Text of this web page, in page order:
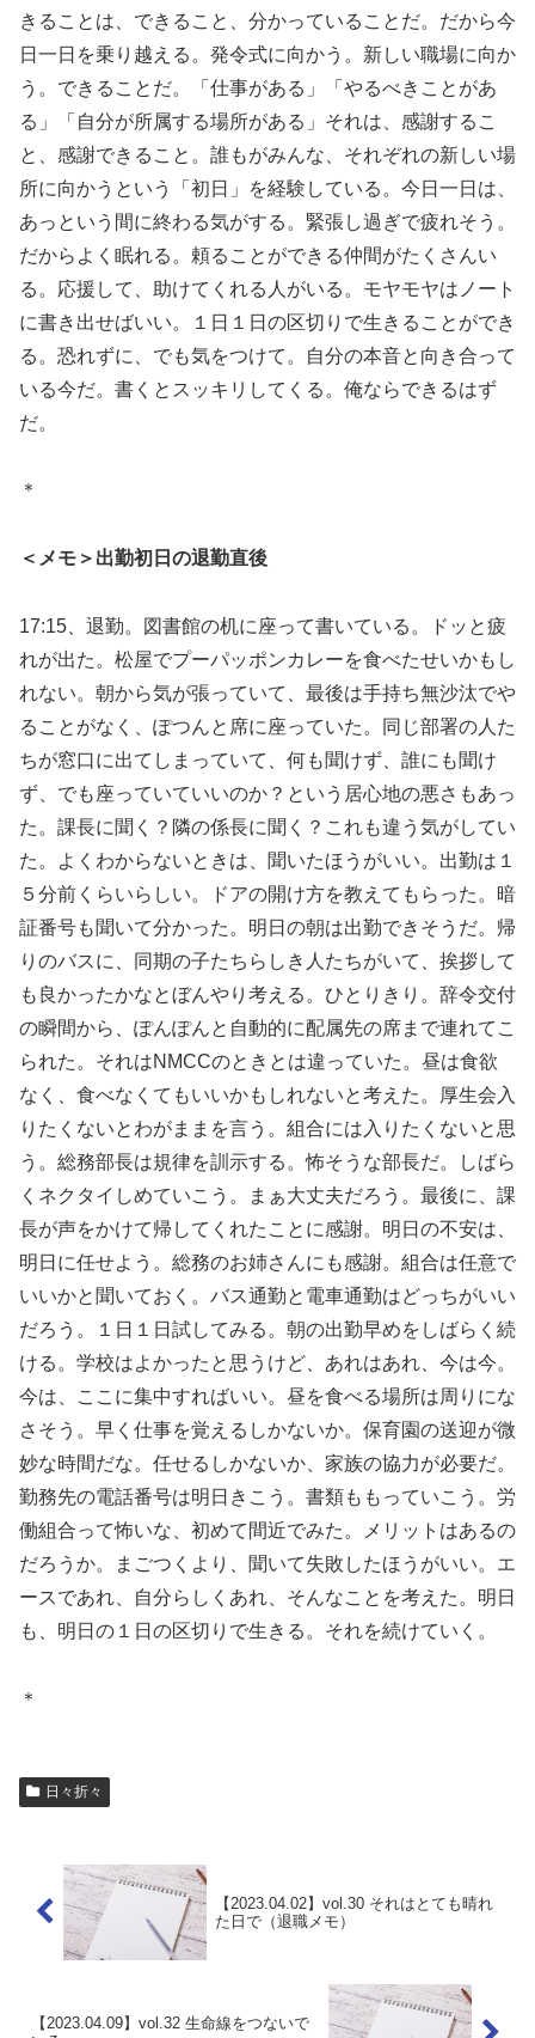
きることは、できること、分かっていることだ。だから今
日一日を乗り越える。発令式に向かう。新しい職場に向か
う。できることだ。「仕事がある」「やるべきことがあ
る」「自分が所属する場所がある」それは、感謝するこ
と、感謝できること。誰もがみんな、それぞれの新しい場
所に向かうという「初日」を経験している。今日一日は、
あっという間に終わる気がする。緊張し過ぎで疲れそう。
だからよく眠れる。頼ることができる仲間がたくさんい
る。応援して、助けてくれる人がいる。モヤモヤはノート
に書き出せばいい。１日１日の区切りで生きることができ
る。恐れずに、でも気をつけて。自分の本音と向き合って
いる今だ。書くとスッキリしてくる。俺ならできるはず
だ。
＊
＜メモ＞出勤初日の退勤直後
17:15、退勤。図書館の机に座って書いている。ドッと疲
れが出た。松屋でプーパッポンカレーを食べたせいかもし
れない。朝から気が張っていて、最後は手持ち無沙汰でや
ることがなく、ぽつんと席に座っていた。同じ部署の人た
ちが窓口に出てしまっていて、何も聞けず、誰にも聞け
ず、でも座っていていいのか？という居心地の悪さもあっ
た。課長に聞く？隣の係長に聞く？これも違う気がしてい
た。よくわからないときは、聞いたほうがいい。出勤は１
５分前くらいらしい。ドアの開け方を教えてもらった。暗
証番号も聞いて分かった。明日の朝は出勤できそうだ。帰
りのバスに、同期の子たちらしき人たちがいて、挨拶して
も良かったかなとぼんやり考える。ひとりきり。辞令交付
の瞬間から、ぽんぽんと自動的に配属先の席まで連れてこ
られた。それはNMCCのときとは違っていた。昼は食欲
なく、食べなくてもいいかもしれないと考えた。厚生会入
りたくないとわがままを言う。組合には入りたくないと思
う。総務部長は規律を訓示する。怖そうな部長だ。しばら
くネクタイしめていこう。まぁ大丈夫だろう。最後に、課
長が声をかけて帰してくれたことに感謝。明日の不安は、
明日に任せよう。総務のお姉さんにも感謝。組合は任意で
いいかと聞いておく。バス通勤と電車通勤はどっちがいい
だろう。１日１日試してみる。朝の出勤早めをしばらく続
ける。学校はよかったと思うけど、あれはあれ、今は今。
今は、ここに集中すればいい。昼を食べる場所は周りにな
さそう。早く仕事を覚えるしかないか。保育園の送迎が微
妙な時間だな。任せるしかないか、家族の協力が必要だ。
勤務先の電話番号は明日きこう。書類ももっていこう。労
働組合って怖いな、初めて間近でみた。メリットはあるの
だろうか。まごつくより、聞いて失敗したほうがいい。エ
ースであれ、自分らしくあれ、そんなことを考えた。明日
も、明日の１日の区切りで生きる。それを続けていく。
＊
日々折々
【2023.04.02】vol.30 それはとても晴れ
た日で（退職メモ）
【2023.04.09】vol.32 生命線をつないで